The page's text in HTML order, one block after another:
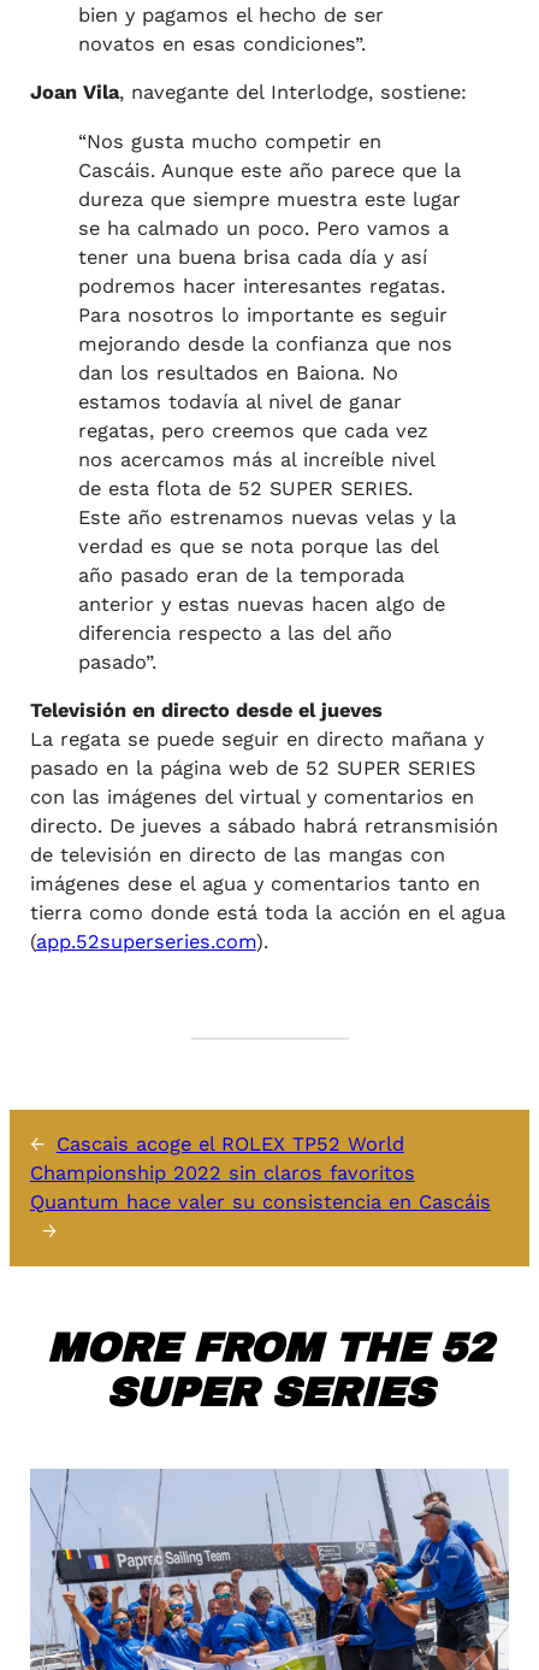
bien y pagamos el hecho de ser
novatos en esas condiciones”.
Joan Vila, navegante del Interlodge, sostiene:
“Nos gusta mucho competir en
Cascáis. Aunque este año parece que la
dureza que siempre muestra este lugar
se ha calmado un poco. Pero vamos a
tener una buena brisa cada día y así
podremos hacer interesantes regatas.
Para nosotros lo importante es seguir
mejorando desde la confianza que nos
dan los resultados en Baiona. No
estamos todavía al nivel de ganar
regatas, pero creemos que cada vez
nos acercamos más al increíble nivel
de esta flota de 52 SUPER SERIES.
Este año estrenamos nuevas velas y la
verdad es que se nota porque las del
año pasado eran de la temporada
anterior y estas nuevas hacen algo de
diferencia respecto a las del año
pasado”.
Televisión en directo desde el jueves
La regata se puede seguir en directo mañana y
pasado en la página web de 52 SUPER SERIES
con las imágenes del virtual y comentarios en
directo. De jueves a sábado habrá retransmisión
de televisión en directo de las mangas con
imágenes dese el agua y comentarios tanto en
tierra como donde está toda la acción en el agua
(app.52superseries.com).
← Cascais acoge el ROLEX TP52 World
Championship 2022 sin claros favoritos
Quantum hace valer su consistencia en Cascáis
→
MORE FROM THE 52
SUPER SERIES